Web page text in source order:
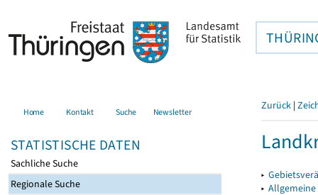
Home Kontakt Suche Newsletter
STATISTISCHE DATEN
Sachliche Suche
Regionale Suche
Zurück |
▸
▸